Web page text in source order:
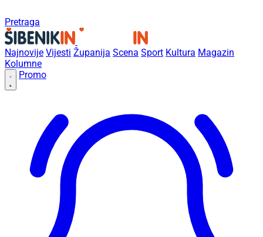
Pretraga
Najnovije Vijesti Županija Scena Sport Kultura Magazin
Kolumne
Promo